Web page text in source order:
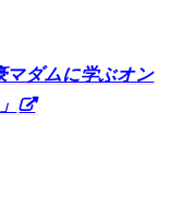
ダムに学ぶオン